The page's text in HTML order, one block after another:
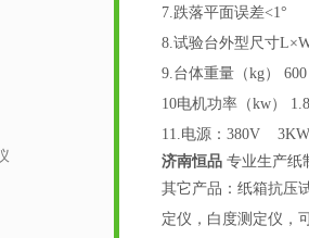
7.跌落平面误差<1°
8.试验台外型尺寸
9.台体重量（kg） 600
10电机功率（kw）
11.电源：380V 3KW
济南恒品 专业生产
其它产品：纸箱抗压
定仪，白度测定仪，